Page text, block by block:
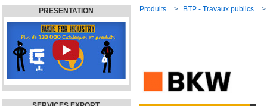
PRESENTATION Produits > BTP - Travaux publics >